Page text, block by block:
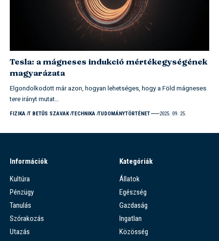
Tesla: a mágneses indukció mértékegységének
magyarázata
Elgondolkodott már azon, hogyan lehetséges, hogy a Föld mágneses
tere irányt mutat…
FIZIKA T BETŰS SZAVAK TECHNIKA TUDOMÁNYTÖRTÉNET 2025. 09. 25.
Információk
Kultúra
Pénzügy
Tanulás
Szórakozás
Utazás
Kategóriák
Állatok
Egészség
Gazdaság
Ingatlan
Közösség